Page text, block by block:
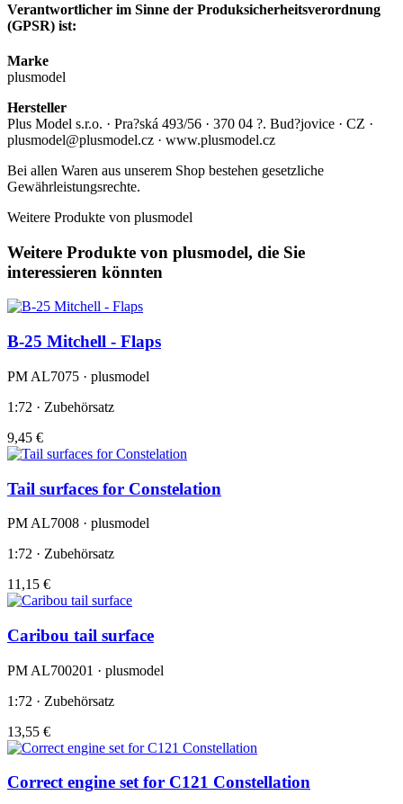
Verantwortlicher im Sinne der Produksicherheitsverordnung
(GPSR) ist:
Marke
plusmodel
Hersteller
Plus Model s.r.o. · Pra?ská 493/56 · 370 04 ?. Bud?jovice · CZ ·
plusmodel@plusmodel.cz · www.plusmodel.cz
Bei allen Waren aus unserem Shop bestehen gesetzliche
Gewährleistungsrechte.
Weitere Produkte von plusmodel
Weitere Produkte von plusmodel, die Sie
interessieren könnten
B-25 Mitchell - Flaps
PM AL7075 · plusmodel
1:72 · Zubehörsatz
9,45 €
Tail surfaces for Constelation
PM AL7008 · plusmodel
1:72 · Zubehörsatz
11,15 €
Caribou tail surface
PM AL700201 · plusmodel
1:72 · Zubehörsatz
13,55 €
Correct engine set for C121 Constellation